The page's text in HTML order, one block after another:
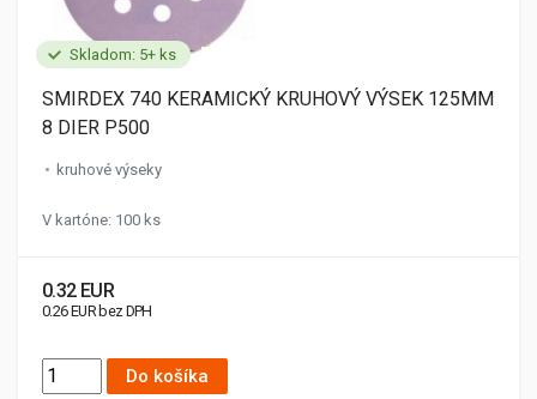
Skladom: 5+ ks
SMIRDEX 740 KERAMICKÝ KRUHOVÝ VÝSEK 125MM
8 DIER P500
kruhové výseky
V kartóne: 100 ks
0.32 EUR
0.26 EUR bez DPH
Do košíka